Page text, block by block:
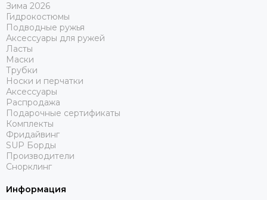
Зима 2026
Гидрокостюмы
Подводные ружья
Аксессуары для ружей
Ласты
Маски
Трубки
Носки и перчатки
Аксессуары
Распродажа
Подарочные сертификаты
Комплекты
Фридайвинг
SUP Борды
Производители
Снорклинг
Информация